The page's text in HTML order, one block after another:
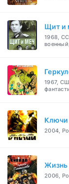
Щит и
1968,
1967,
Ключи
2004,
Жизнь
2006,